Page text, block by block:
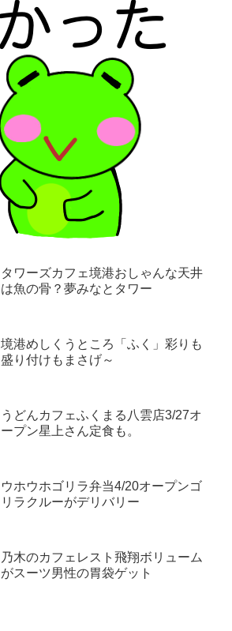
タワーズカフェ境港おしゃんな天井
は魚の骨？夢みなとタワー
境港めしくうところ「ふく」彩りも
盛り付けもまさげ～
うどんカフェふくまる八雲店3/27オ
ープン星上さん定食も。
ウホウホゴリラ弁当4/20オープンゴ
リラクルーがデリバリー
乃木のカフェレスト飛翔ボリューム
がスーツ男性の胃袋ゲット